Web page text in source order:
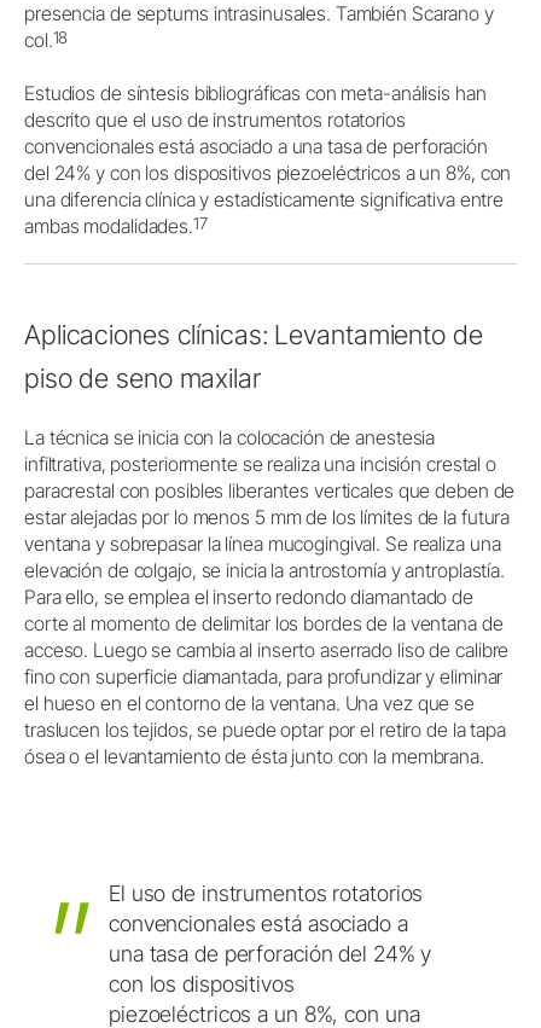
presencia de septums intrasinusales. También Scarano y
col.18
Estudios de síntesis bibliográficas con meta-análisis han
descrito que el uso de instrumentos rotatorios
convencionales está asociado a una tasa de perforación
del 24% y con los dispositivos piezoeléctricos a un 8%, con
una diferencia clínica y estadísticamente significativa entre
ambas modalidades.17
Aplicaciones clínicas: Levantamiento de
piso de seno maxilar
La técnica se inicia con la colocación de anestesia
infiltrativa, posteriormente se realiza una incisión crestal o
paracrestal con posibles liberantes verticales que deben de
estar alejadas por lo menos 5 mm de los límites de la futura
ventana y sobrepasar la línea mucogingival. Se realiza una
elevación de colgajo, se inicia la antrostomía y antroplastía.
Para ello, se emplea el inserto redondo diamantado de
corte al momento de delimitar los bordes de la ventana de
acceso. Luego se cambia al inserto aserrado liso de calibre
fino con superficie diamantada, para profundizar y eliminar
el hueso en el contorno de la ventana. Una vez que se
traslucen los tejidos, se puede optar por el retiro de la tapa
ósea o el levantamiento de ésta junto con la membrana.
El uso de instrumentos rotatorios
convencionales está asociado a
una tasa de perforación del 24% y
con los dispositivos
piezoeléctricos a un 8%, con una